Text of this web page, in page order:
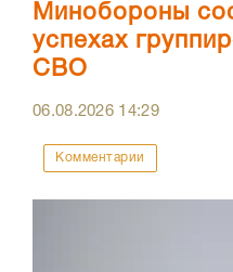
Минобороны
успехах
СВО
06.08.2026 14:29
Комментарии